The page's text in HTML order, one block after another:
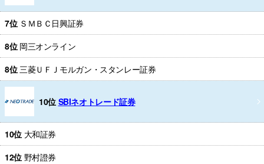
7位 ＳＭＢＣ日興証券
8位 岡三オンライン
8位 三菱ＵＦＪモルガン・スタンレー証券
10位 SBIネオトレード証券
10位 大和証券
12位 野村證券